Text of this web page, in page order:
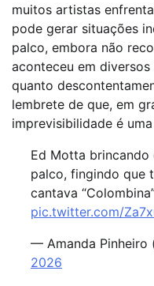
muitos artistas
pode gerar situações
palco, embora não
aconteceu em
quanto
lembrete de que, em
imprevisibilidade é
Ed Motta brincando
palco, fingindo que
cantava
pic.twitter.com/
— Amanda Pinheiro
2026